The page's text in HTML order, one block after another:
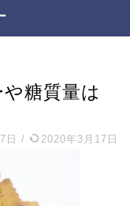
糖質量は
日 / 2020年3月17日